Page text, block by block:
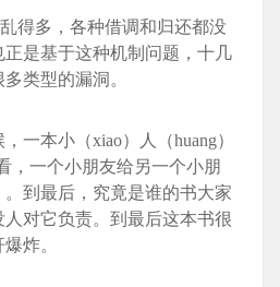
得多，各种借调和归还都没
是基于这种机制问题，十几
类型的漏洞。
一本小（xiao）人（huang）
，一个小朋友给另一个小朋
到最后，究竟是谁的书大家
对它负责。到最后这本书很
炸。